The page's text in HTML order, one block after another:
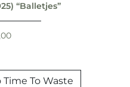
“Balletjes”
Time To Waste